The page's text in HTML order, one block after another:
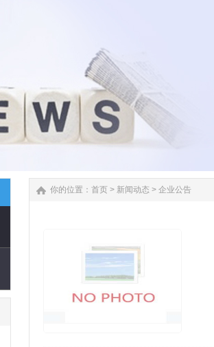
你的位置： 首页 > 新闻动态 > 企业公告